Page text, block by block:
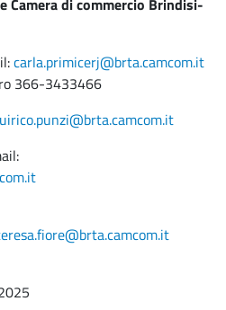
Camera di commercio Brindisi-
carla.primicerj@brta.camcom.it
366-3433466